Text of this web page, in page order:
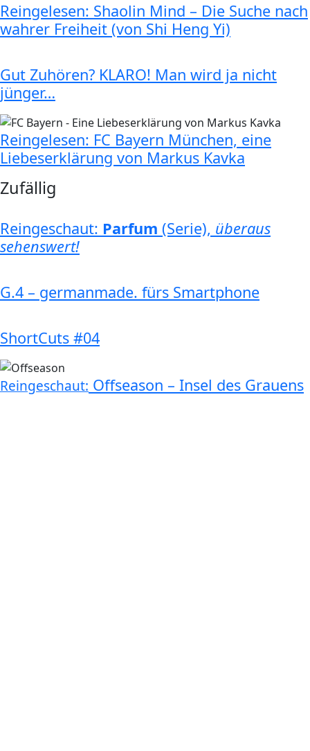
Reingelesen: Shaolin Mind – Die Suche nach
wahrer Freiheit (von Shi Heng Yi)
Gut Zuhören? KLARO! Man wird ja nicht
jünger…
Reingelesen: FC Bayern München, eine
Liebeserklärung von Markus Kavka
Zufällig
Reingeschaut: Parfum (Serie), überaus
sehenswert!
G.4 – germanmade. fürs Smartphone
ShortCuts #04
Reingeschaut: Offseason – Insel des Grauens